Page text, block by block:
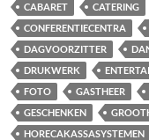
CABARET
CATERING
CONFERENTIECENTRA
DAGVOORZITTER
DRUKWERK
FOTO
GASTHEER
GESCHENKEN
HORECAKASSASYSTEMEN